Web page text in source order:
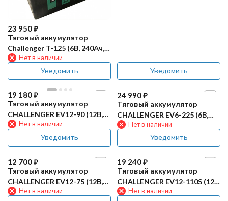
23 950₽
Тяговый аккумулятор
Challenger T-125 (6В, 240Ач,
Acid)Нет в наличии
Уведомить Уведомить
19 180₽
Тяговый аккумулятор
CHALLENGER EV12-90 (12В,
82Ач, AGM)
Нет в наличии